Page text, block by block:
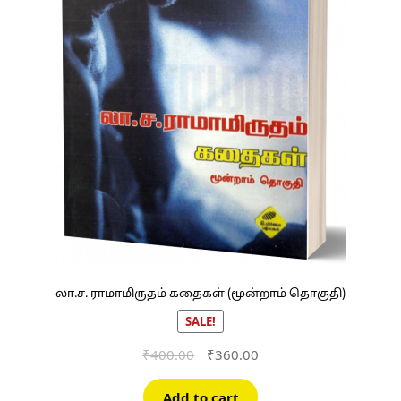
லா.ச. ராமாமிருதம் கதைகள் (மூன்றாம் தொகுதி)
SALE!
₹400.00
Original
was:
₹360.00Current
is:
Add to cart